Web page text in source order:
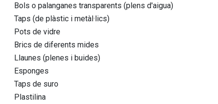
Bols o palanganes transparents (plens d'aigua)
Taps (de plàstic i metàl·lics)
Pots de vidre
Brics de diferents mides
Llaunes (plenes i buides)
Esponges
Taps de suro
Plastilina